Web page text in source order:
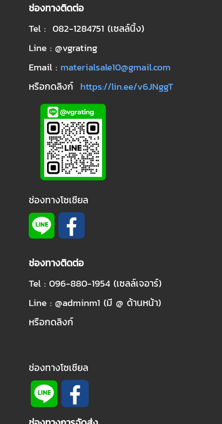
ช่องทางติดต่อ
Tel : 082-1284751 (เซลล์นิ้ง)
Line : @vgrating
Email : materialsale10@gmail.com
หรือกดลิงก์ https://lin.ee/v6JNggT
ช่องทางโซเชียล
ช่องทางติดต่อ
Tel : 096-880-1954 (เซลล์เจอาร์)
Line : @adminm1 (มี @ ด้านหน้า)
หรือกดลิงก์
ช่องทางโซเชียล